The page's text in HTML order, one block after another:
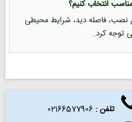
نصب، فاصله دید، شرایط محیطی
توجه کرد.
تلفن:
02166577906